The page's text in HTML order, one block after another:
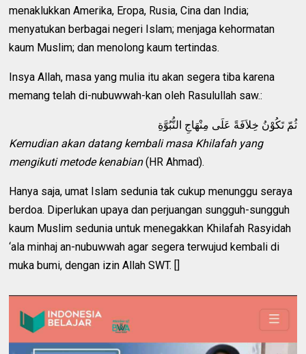
menaklukkan Amerika, Eropa, Rusia, Cina dan India;
menyatukan berbagai negeri Islam; menjaga kehormatan
kaum Muslim; dan menolong kaum tertindas.
Insya Allah, masa yang mulia itu akan segera tiba karena
memang telah di-nubuwwah-kan oleh Rasulullah saw.:
ثُمّ تَكُوْنُ خِلاَفَةً عَلَى مِنْهَاجِ النُّبُوَّةِ
Kemudian akan datang kembali masa Khilafah yang
mengikuti metode kenabian(HR Ahmad).
Hanya saja, umat Islam sedunia tak cukup menunggu seraya
berdoa. Diperlukan upaya dan perjuangan sungguh-sungguh
kaum Muslim sedunia untuk menegakkan Khilafah Rasyidah
‘ala minhaj an-nubuwwah agar segera terwujud kembali di
muka bumi, dengan izin Allah SWT. []